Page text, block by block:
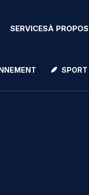
SERVICESÀ PROPOS
SPORT